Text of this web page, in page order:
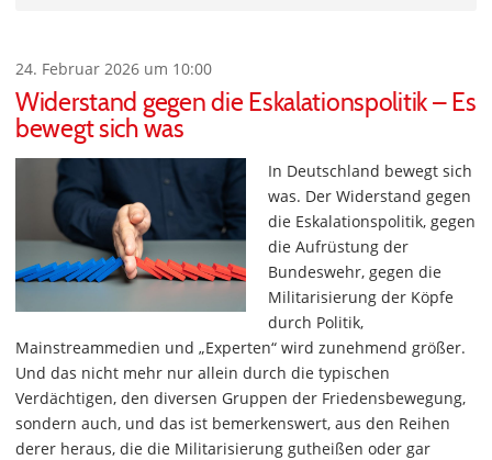
24. Februar 2026 um 10:00
Widerstand gegen die Eskalationspolitik – Es
bewegt sich was
In Deutschland bewegt sich
was. Der Widerstand gegen
die Eskalationspolitik, gegen
die Aufrüstung der
Bundeswehr, gegen die
Militarisierung der Köpfe
durch Politik,
Mainstreammedien und „Experten“ wird zunehmend größer.
Und das nicht mehr nur allein durch die typischen
Verdächtigen, den diversen Gruppen der Friedensbewegung,
sondern auch, und das ist bemerkenswert, aus den Reihen
derer heraus, die die Militarisierung gutheißen oder gar